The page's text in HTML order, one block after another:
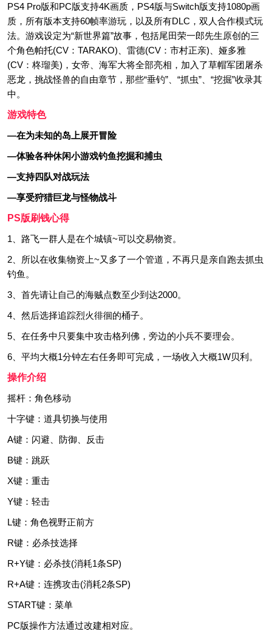
PS4 Pro版和PC版支持4K画质，PS4版与Switch版支持1080p画
质，所有版本支持60帧率游玩，以及所有DLC，双人合作模式玩
法。游戏设定为“新世界篇”故事，包括尾田荣一郎先生原创的三
个角色帕托(CV：TARAKO)、雷德(CV：市村正亲)、娅多雅
(CV：柊瑠美)，女帝、海军大将全部亮相，加入了草帽军团屠杀
恶龙，挑战怪兽的自由章节，那些“垂钓”、“抓虫”、“挖掘”收录其
中。
游戏特色
—在为未知的岛上展开冒险
—体验各种休闲小游戏钓鱼挖掘和捕虫
—支持四队对战玩法
—享受狩猎巨龙与怪物战斗
PS版刷钱心得
1、路飞一群人是在个城镇~可以交易物资。
2、所以在收集物资上~又多了一个管道，不再只是亲自跑去抓虫
钓鱼。
3、首先请让自己的海贼点数至少到达2000。
4、然后选择追踪烈火徘徊的桶子。
5、在任务中只要集中攻击格列佛，旁边的小兵不要理会。
6、平均大概1分钟左右任务即可完成，一场收入大概1W贝利。
操作介绍
摇杆：角色移动
十字键：道具切换与使用
A键：闪避、防御、反击
B键：跳跃
X键：重击
Y键：轻击
L键：角色视野正前方
R键：必杀技选择
R+Y键：必杀技(消耗1条SP)
R+A键：连携攻击(消耗2条SP)
START键：菜单
PC版操作方法通过改建相对应。